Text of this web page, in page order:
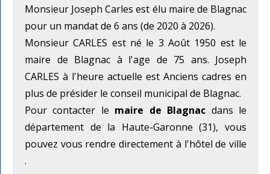
Monsieur Joseph Carles est élu maire de Blagnac
pour un mandat de 6 ans (de 2020 à 2026).
Monsieur CARLES est né le 3 Août 1950 est le
maire de Blagnac à l'age de 75 ans. Joseph
CARLES à l'heure actuelle est Anciens cadres en
plus de présider le conseil municipal de Blagnac.
Pour contacter le maire de Blagnac dans le
département de la Haute-Garonne (31), vous
pouvez vous rendre directement à l'hôtel de ville
.